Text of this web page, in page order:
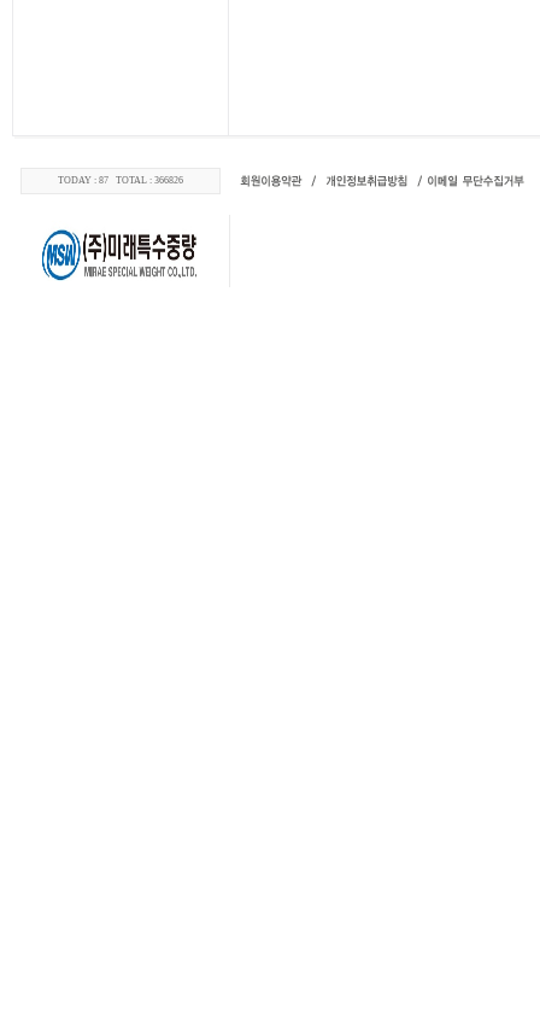
TODAY : 87 TOTAL : 366826